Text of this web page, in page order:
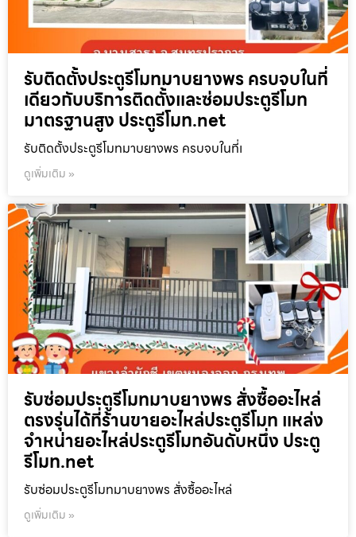
รับติดตั้งประตูรีโมทมาบยางพร ครบจบในที่
เดียวกับบริการติดตั้งและซ่อมประตูรีโมท
มาตรฐานสูง ประตูรีโมท.net
รับติดตั้งประตูรีโมทมาบยางพร ครบจบในที่เ
ดูเพิ่มเติม »
รับซ่อมประตูรีโมทมาบยางพร สั่งซื้ออะไหล่
ตรงรุ่นได้ที่ร้านขายอะไหล่ประตูรีโมท แหล่ง
จำหน่ายอะไหล่ประตูรีโมทอันดับหนึ่ง ประตู
รีโมท.net
รับซ่อมประตูรีโมทมาบยางพร สั่งซื้ออะไหล่
ดูเพิ่มเติม »